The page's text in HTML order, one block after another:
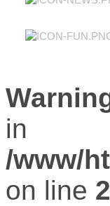
in
/www/
on line